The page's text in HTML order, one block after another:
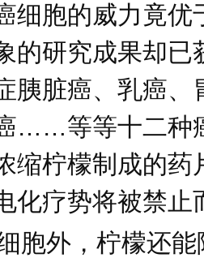
细胞的威力竟优
的研究成果却已
胰脏癌、乳癌
……等等十二种
缩柠檬制成的药
化疗势将被禁止
胞外，柠檬还能